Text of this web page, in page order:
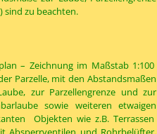
sind zu beachten.
– Zeichnung im Maßstab 1:100
Parzelle, mit den Abstandsmaßen
zur Parzellengrenze und zur
sowie weiteren etwaigen
Objekten wie z.B. Terrassen